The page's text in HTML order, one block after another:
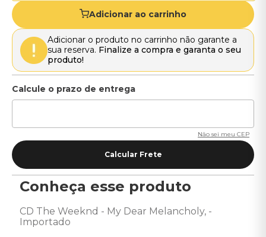
Adicionar ao carrinho
Adicionar o produto no carrinho não garante a
sua reserva. Finalize a compra e garanta o seu
produto!
Não sei meu CEP
Conheça esse produto
CD The Weeknd - My Dear Melancholy, -
Importado